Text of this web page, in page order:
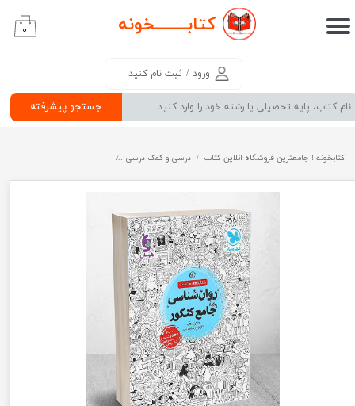
کتابــــــــخونه
جستجو پیشرفته
ورود / ثبت نام کنید
حساب کاربری من
سفارشات
۰
کتابخونه ! جامعترین فروشگاه آنلاین کتاب درسی و کمک درسی